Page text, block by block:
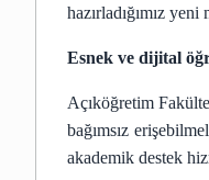
hazırladığımız
Esnek ve dijital
Açıköğretim
bağımsız
akademik destek